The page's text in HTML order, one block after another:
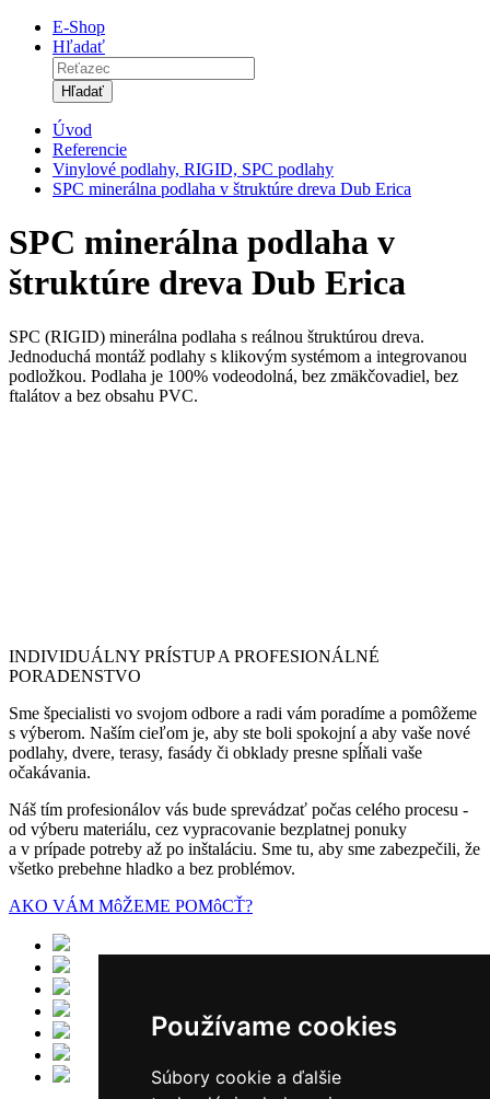
Používame cookies
Súbory cookie a ďalšie
E-Shop
Hľadať
Úvod
Referencie
Vinylové podlahy, RIGID, SPC podlahy
SPC minerálna podlaha v štruktúre dreva Dub Erica
SPC minerálna podlaha v
štruktúre dreva Dub Erica
SPC (RIGID) minerálna podlaha s reálnou štruktúrou dreva.
Jednoduchá montáž podlahy s klikovým systémom a integrovanou
podložkou. Podlaha je 100% vodeodolná, bez zmäkčovadiel, bez
ftalátov a bez obsahu PVC.
INDIVIDUÁLNY PRÍSTUP A PROFESIONÁLNÉ
PORADENSTVO
Sme špecialisti vo svojom odbore a radi vám poradíme a pomôžeme
s výberom. Naším cieľom je, aby ste boli spokojní a aby vaše nové
podlahy, dvere, terasy, fasády či obklady presne spĺňali vaše
očakávania.
Náš tím profesionálov vás bude sprevádzať počas celého procesu -
od výberu materiálu, cez vypracovanie bezplatnej ponuky
a v prípade potreby až po inštaláciu. Sme tu, aby sme zabezpečili, že
všetko prebehne hladko a bez problémov.
AKO VÁM MôŽEME POMôCŤ?